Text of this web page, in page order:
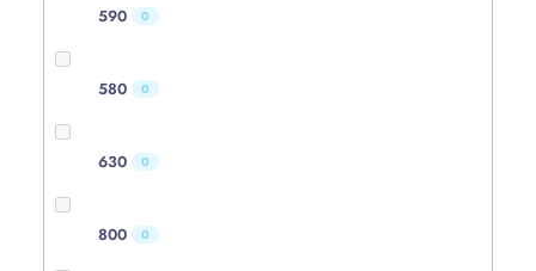
590 0
580 0
630 0
800 0